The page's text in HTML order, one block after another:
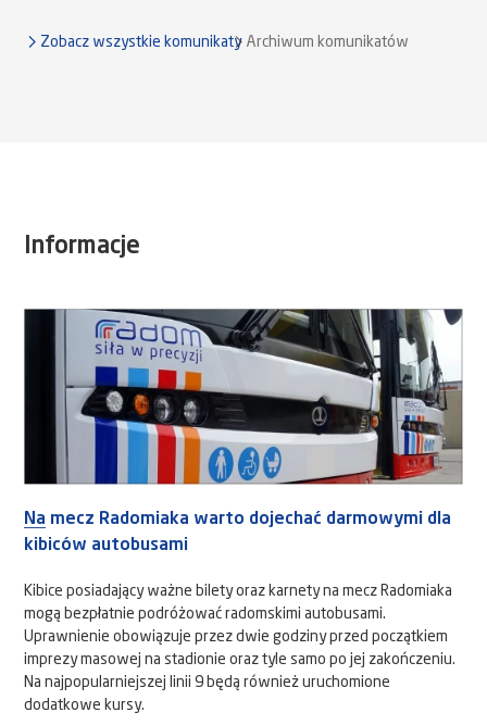
Zobacz wszystkie komunikaty Archiwum komunikatów
Informacje
Na mecz Radomiaka warto dojechać darmowymi dla
kibiców autobusami
Kibice posiadający ważne bilety oraz karnety na mecz Radomiaka
mogą bezpłatnie podróżować radomskimi autobusami.
Uprawnienie obowiązuje przez dwie godziny przed początkiem
imprezy masowej na stadionie oraz tyle samo po jej zakończeniu.
Na najpopularniejszej linii 9 będą również uruchomione
dodatkowe kursy.